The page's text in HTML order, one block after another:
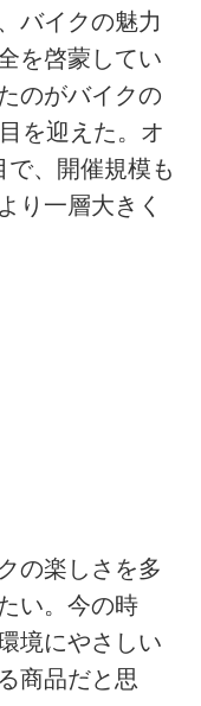
バイクの魅力
を啓蒙してい
のがバイクの
を迎えた。オ
、開催規模も
り一層大きく
の楽しさを多
い。今の時
境にやさしい
商品だと思